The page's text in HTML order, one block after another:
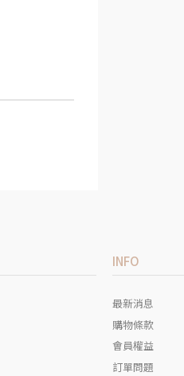
INFO
最新消息
購物條款
會員權益
訂單問題